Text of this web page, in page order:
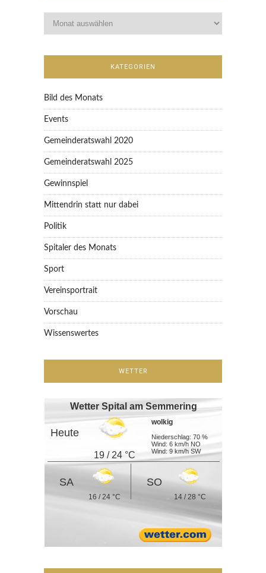
KATEGORIEN
Bild des Monats
Events
Gemeinderatswahl 2020
Gemeinderatswahl 2025
Gewinnspiel
Mittendrin statt nur dabei
Politik
Spitaler des Monats
Sport
Vereinsportrait
Vorschau
Wissenswertes
WETTER
Wetter Spital am Semmering
Heute
19 / 24 °C
wolkig
Niederschlag: 70 %
Wind: 6 km/h NO
Wind: 9 km/h SW
SA
16 / 24 °C
SO
14 / 28 °C